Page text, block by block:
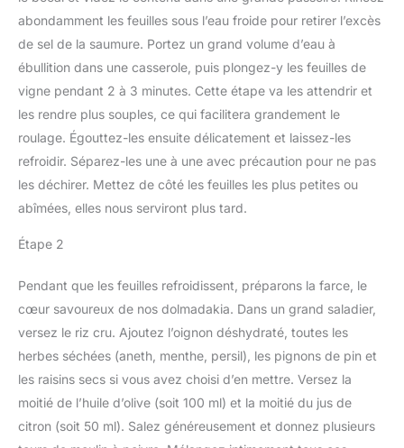
abondamment les feuilles sous l’eau froide pour retirer l’excès
de sel de la saumure. Portez un grand volume d’eau à
ébullition dans une casserole, puis plongez-y les feuilles de
vigne pendant 2 à 3 minutes. Cette étape va les attendrir et
les rendre plus souples, ce qui facilitera grandement le
roulage. Égouttez-les ensuite délicatement et laissez-les
refroidir. Séparez-les une à une avec précaution pour ne pas
les déchirer. Mettez de côté les feuilles les plus petites ou
abîmées, elles nous serviront plus tard.
Étape 2
Pendant que les feuilles refroidissent, préparons la farce, le
cœur savoureux de nos dolmadakia. Dans un grand saladier,
versez le riz cru. Ajoutez l’oignon déshydraté, toutes les
herbes séchées (aneth, menthe, persil), les pignons de pin et
les raisins secs si vous avez choisi d’en mettre. Versez la
moitié de l’huile d’olive (soit 100 ml) et la moitié du jus de
citron (soit 50 ml). Salez généreusement et donnez plusieurs